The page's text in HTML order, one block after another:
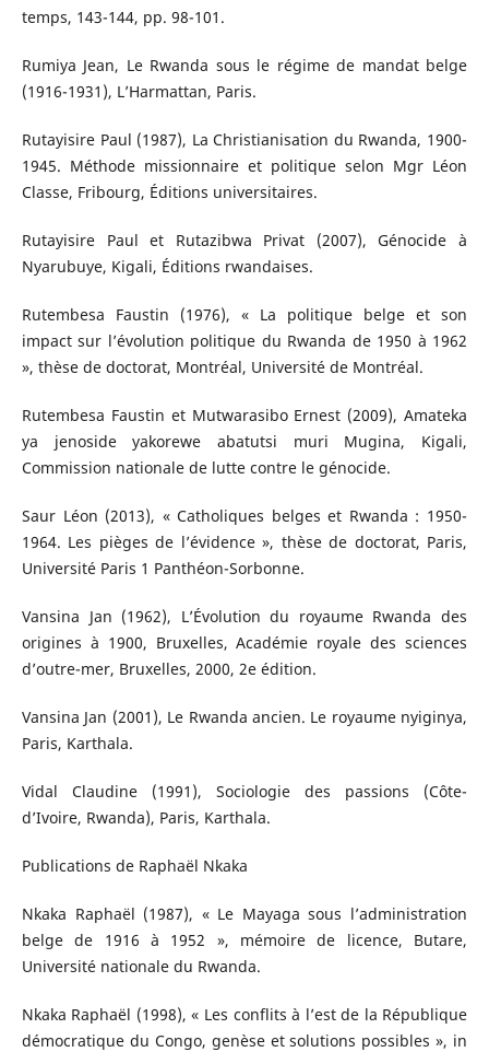
temps, 143-144, pp. 98-101.
Rumiya Jean, Le Rwanda sous le régime de mandat belge
(1916-1931), L’Harmattan, Paris.
Rutayisire Paul (1987), La Christianisation du Rwanda, 1900-
1945. Méthode missionnaire et politique selon Mgr Léon
Classe, Fribourg, Éditions universitaires.
Rutayisire Paul et Rutazibwa Privat (2007), Génocide à
Nyarubuye, Kigali, Éditions rwandaises.
Rutembesa Faustin (1976), « La politique belge et son
impact sur l’évolution politique du Rwanda de 1950 à 1962
», thèse de doctorat, Montréal, Université de Montréal.
Rutembesa Faustin et Mutwarasibo Ernest (2009), Amateka
ya jenoside yakorewe abatutsi muri Mugina, Kigali,
Commission nationale de lutte contre le génocide.
Saur Léon (2013), « Catholiques belges et Rwanda : 1950-
1964. Les pièges de l’évidence », thèse de doctorat, Paris,
Université Paris 1 Panthéon-Sorbonne.
Vansina Jan (1962), L’Évolution du royaume Rwanda des
origines à 1900, Bruxelles, Académie royale des sciences
d’outre-mer, Bruxelles, 2000, 2e édition.
Vansina Jan (2001), Le Rwanda ancien. Le royaume nyiginya,
Paris, Karthala.
Vidal Claudine (1991), Sociologie des passions (Côte-
d’Ivoire, Rwanda), Paris, Karthala.
Publications de Raphaël Nkaka
Nkaka Raphaël (1987), « Le Mayaga sous l’administration
belge de 1916 à 1952 », mémoire de licence, Butare,
Université nationale du Rwanda.
Nkaka Raphaël (1998), « Les conflits à l’est de la République
démocratique du Congo, genèse et solutions possibles », in